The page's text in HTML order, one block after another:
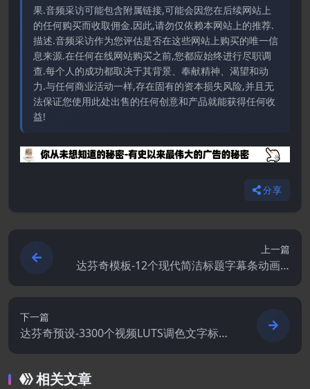
果.音频采访可能包含附属链接,可能会因您在后续网站上
的任何购买而收取佣金.因此,请勿仅依赖本网站上的推荐.
描述.音频采访作为您评估是否在这些网站上购买的唯一信
息来源.在任何在线网站购买之前,您都应始终进行尽职调
查.每个人的成功都取决于其背景、奉献精神、渴望和动
力.与任何商业活动一样,存在固有的资本损失风险,并且无
法保证您使用此处出售的任何创意和产品就能获得任何收
益!
分享
上一篇
达芬奇模板-12个现代简洁标题字幕条动画 C
lean Lower Thirds
下一篇
达芬奇预设-3300个视频LUTS调色文字标题
图形动画无缝转场预设包
相关文章